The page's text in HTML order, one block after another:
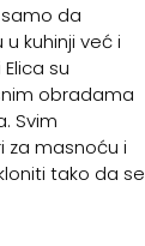
da
kuhinji već i
su
obradama
Svim
za masnoću i
tako da se